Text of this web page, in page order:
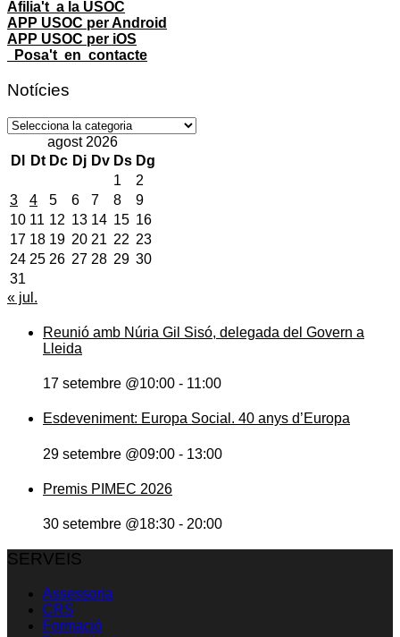
Afilia't a la USOC
APP USOC per Android
APP USOC per iOS
Posa't en contacte
Notícies
Notícies
agost 2026
Dl
Dt Dc Dj Dv Ds Dg
1
2
3
4 5 6 7 8
9
10 11 12 13 14 15 16
17 18 19 20 21 22 23
24 25 26 27 28 29 30
31
« jul.
Reunió amb Núria Gil Sisó, delegada del Govern a
Lleida
17 setembre @10:00 - 11:00
Esdeveniment: Europa Social. 40 anys d’Europa
29 setembre @09:00 - 13:00
Premis PIMEC 2026
30 setembre @18:30 - 20:00
SERVEIS
Assessoria
CRS
Formació